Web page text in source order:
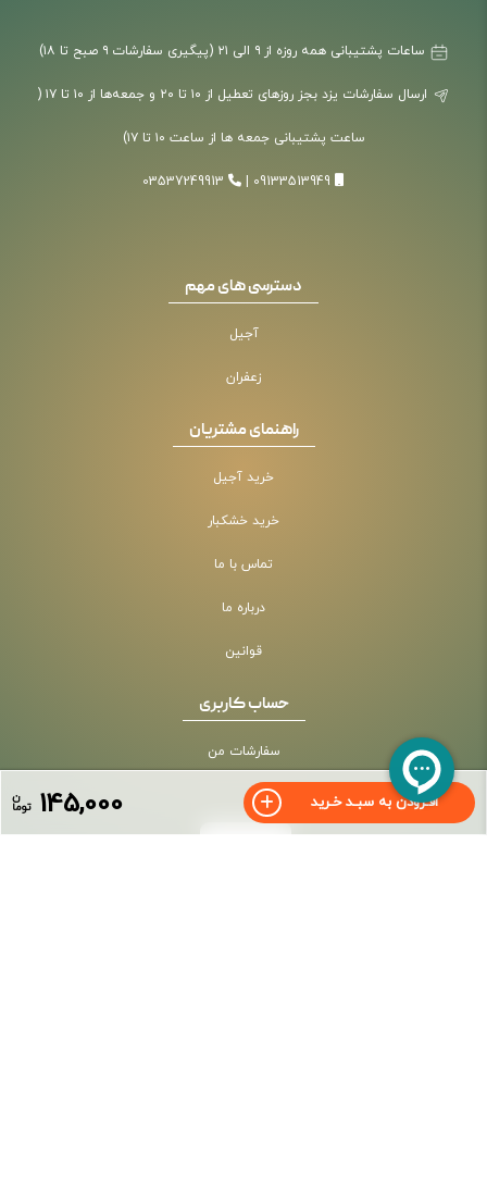
افـزودن به سبـد خـرید 145,000 توما
ن
ارسال سفارشات یزد بجز روزهای تعطیل از ۱۰ تا ۲۰ و جمعه‌ها از ۱۰ تا ۱۷ (
ساعت پشتیبانی جمعه ها از ساعت ۱۰ تا ۱۷)
09133513949
03537249913
دسترسی های مهم
آجیل
زعفران
راهنمای مشتریان
خرید آجیل
خرید خشکبار
تماس با ما
درباره ما
قوانین
حساب کاربری
سفارشات من